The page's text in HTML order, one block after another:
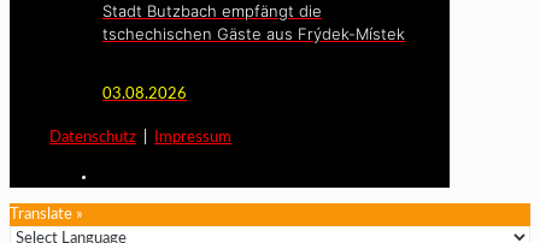
Stadt Butzbach empfängt die
tschechischen Gäste aus Frýdek-Místek
03.08.2026
Datenschutz Impressum
Translate »